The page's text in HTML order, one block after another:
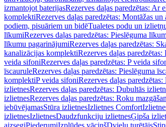
izmantojot baterijasRezerves daļas paredzētas: Ar
komplektiRezerves daļas paredzētas: Montāžas
podiem, pisuāriem un bidēTualetes podu un
līkumiRezerves daļas paredzētas: Pieslēguma
līkumu pagarinājumiRezerves daļas paredzētas:
kanalizācijas komplektiRezerves daļas
veida sifoniRezerves daļas paredzētas: P veida
īscauruleRezerves daļas paredzētas: Pieslēguma
komplektiP veida sifoniRezerves daļas
izlietnesRezerves daļas paredzētas: Dubultās
izlietnesRezerves daļas paredzētas: Roku
iebūvējamasStūra izlietnesIzlietnes Comfort
izlietnesIzlietnesDaudzfunkciju izlietnesĢipša
aizsegiPiederumiIzplūdes vāciņšDvieļu turētājs